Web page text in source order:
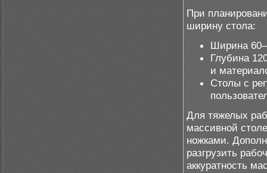
При
ширину стола:
Ширина
Глубина
и
Столы с
Для тяжелых
массивной
ножками.
разгрузить
аккуратность